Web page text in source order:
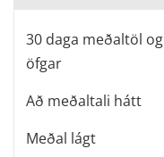
30 daga meðaltöl og
öfgar
Að meðaltali hátt
Meðal lágt